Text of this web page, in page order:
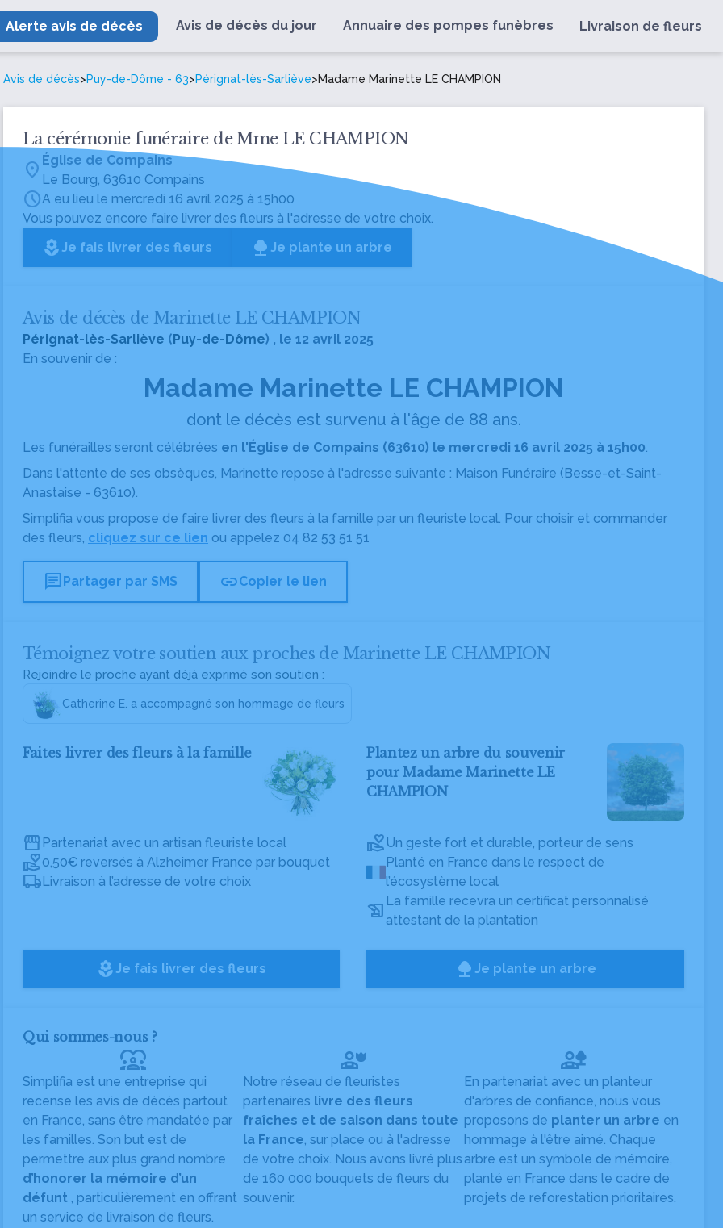
Alerte avis de décès Avis de décès du jour Annuaire des pompes funèbres Livraison de fleurs
Avis de décès>Puy-de-Dôme - 63>Pérignat-lès-Sarliève>Madame Marinette LE CHAMPION
La cérémonie funéraire de Mme LE CHAMPION
location_on Église de Compains
Le Bourg, 63610 Compains
scheduleA eu lieu le mercredi 16 avril 2025 à 15h00
Vous pouvez encore faire livrer des fleurs à l'adresse de votre choix.
local_florist Je fais livrer des fleurs Je plante un arbre
Avis de décès de Marinette LE CHAMPION
Pérignat-lès-Sarliève (Puy-de-Dôme) , le 12 avril 2025
En souvenir de :
Madame Marinette LE CHAMPION
dont le décès est survenu à l'âge de 88 ans.
Les funérailles seront célébrées en l'Église de Compains (63610) le mercredi 16 avril 2025 à 15h00.
Dans l'attente de ses obsèques, Marinette repose à l'adresse suivante : Maison Funéraire (Besse-et-Saint-
Anastaise - 63610).
Simplifia vous propose de faire livrer des fleurs à la famille par un fleuriste local. Pour choisir et commander
des fleurs, cliquez sur ce lien ou appelez 04 82 53 51 51
chatPartager par SMS linkCopier le lien
Témoignez votre soutien aux proches de Marinette LE CHAMPION
Rejoindre le proche ayant déjà exprimé son soutien :
Catherine E. a accompagné son hommage de fleurs
Faites livrer des fleurs à la famille
Partenariat avec un artisan fleuriste local
0,50€ reversés à Alzheimer France par bouquet
Livraison à l’adresse de votre choix
local_florist Je fais livrer des fleurs
Plantez un arbre du souvenir
pour Madame Marinette LE
CHAMPION
Un geste fort et durable, porteur de sens
Planté en France dans le respect de
l’écosystème local
La famille recevra un certificat personnalisé
attestant de la plantation
Je plante un arbre
Qui sommes-nous ?
diversity_1
Simplifia est une entreprise qui
recense les avis de décès partout
en France, sans être mandatée par
les familles. Son but est de
permettre aux plus grand nombre
d’honorer la mémoire d’un
défunt , particulièrement en offrant
un service de livraison de fleurs.
Notre réseau de fleuristes
partenaires livre des fleurs
fraîches et de saison dans toute
la France, sur place ou à l'adresse
de votre choix. Nous avons livré plus
de 160 000 bouquets de fleurs du
souvenir.
En partenariat avec un planteur
d'arbres de confiance, nous vous
proposons de planter un arbre en
hommage à l'être aimé. Chaque
arbre est un symbole de mémoire,
planté en France dans le cadre de
projets de reforestation prioritaires.